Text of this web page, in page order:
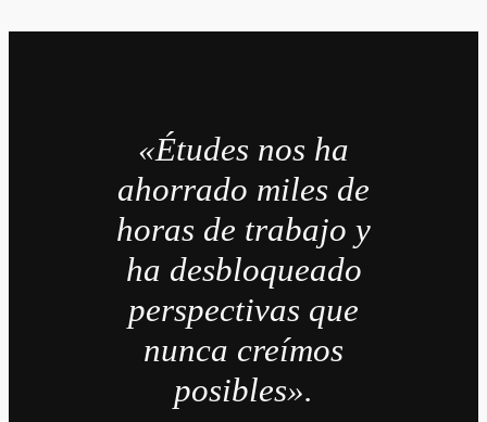
«Études nos ha
ahorrado miles de
horas de trabajo y
ha desbloqueado
perspectivas que
nunca creímos
posibles».